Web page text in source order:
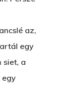
az,
egy
siet, a
egy